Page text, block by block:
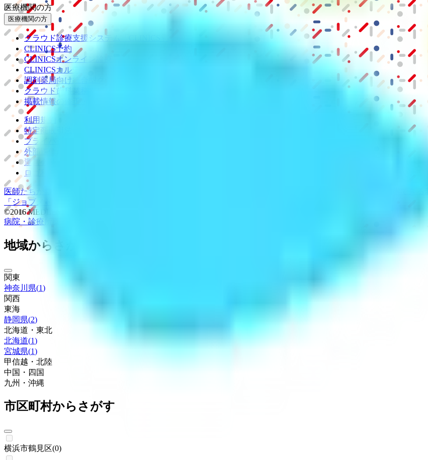
医療機関の方
医療機関の方
クラウド診療支援システム
「CLINICS」
CLINICS予約
CLINICSオンライン診療
CLINICSカルテ
調剤薬局向け統合型クラウドソリューション
クラウド歯科業務
掲載情報の修正・削除はこちら
利用規約
特定商取引法に基づく表記
プライバシーポリシー
外部送信ポリシー
運営会社
ロゴ利用ガイドライン
医師たちがつくる
「ジョブメドレー
©2016 MEDLEY, INC.
病院・診療所
地域からさがす
関東
神奈川県(1)
関西
東海
静岡県(2)
北海道・東北
北海道(1)
宮城県(1)
甲信越・北陸
中国・四国
九州・沖縄
市区町村からさがす
横浜市鶴見区(0)